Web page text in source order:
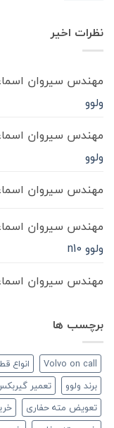
حمل‌ونقل
گیربکس
ماشیننظرات اخیر
مهندس سیروان
ولوو
مهندس سیروان
ولوو
مهندس سیروان
مهندس سیروان
ولوو n10
مهندس سیروان
برچسب ها
Volvo on call انواع
برند ولوو
تعمیر
تعویض مته حفاری